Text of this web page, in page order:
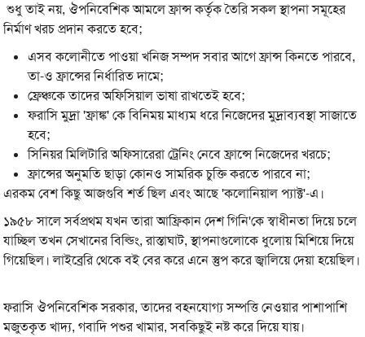
শুধু তাই নয়, ঔপনিবেশিক আমলে ফ্রান্স কর্তৃক তৈরি সকল স্থাপনা সমূহের
নির্মাণ খরচ প্রদান করতে হবে;
এসব কলোনীতে পাওয়া খনিজ সম্পদ সবার আগে ফ্রান্স কিনতে পারবে,
তা-ও ফ্রান্সের নির্ধারিত দামে;
ফ্রেঞ্চকে তাদের অফিসিয়াল ভাষা রাখতেই হবে;
ফরাসি মুদ্রা 'ফ্রাঙ্ক' কে বিনিময় মাধ্যম ধরে নিজেদের মুদ্রাব্যবস্থা সাজাতে
হবে;
সিনিয়র মিলিটারি অফিসারেরা ট্রেনিং নেবে ফ্রান্সে নিজেদের খরচে;
ফ্রান্সের অনুমতি ছাড়া কোনও সামরিক চুক্তি করতে পারবে না;
এরকম বেশ কিছু আজগুবি শর্ত ছিল এবং আছে 'কলোনিয়াল প্যাক্ট'-এ।
১৯৫৮ সালে সর্বপ্রথম যখন তারা আফ্রিকান দেশ গিনি'কে স্বাধীনতা দিয়ে চলে
যাচ্ছিল তখন সেখানের বিল্ডিং, রাস্তাঘাট, স্থাপনাগুলোকে ধুলোয় মিশিয়ে দিয়ে
গিয়েছিল। লাইব্রেরি থেকে বই বের করে এনে স্তুপ করে জ্বালিয়ে দেয়া হয়েছিল।
ফরাসি ঔপনিবেশিক সরকার, তাদের বহনযোগ্য সম্পত্তি নেওয়ার পাশাপাশি
মজুতকৃত খাদ্য, গবাদি পশুর খামার, সবকিছুই নষ্ট করে দিয়ে যায়।